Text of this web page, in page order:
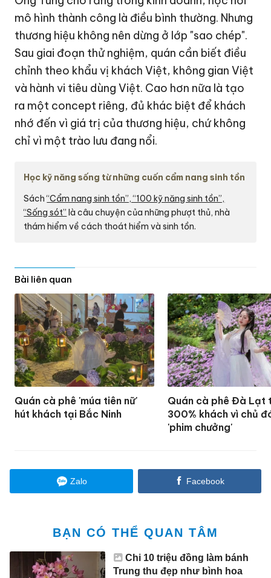
mô hình thành công là điều bình thường. Nhưng
thương hiệu không nên dừng ở lớp "sao chép".
Sau giai đoạn thử nghiệm, quán cần biết điều
chỉnh theo khẩu vị khách Việt, không gian Việt
và hành vi tiêu dùng Việt. Cao hơn nữa là tạo
ra một concept riêng, đủ khác biệt để khách
nhớ đến vì giá trị của thương hiệu, chứ không
chỉ vì một trào lưu đang nổi.
Học kỹ năng sống từ những cuốn cẩm nang sinh tồn
Sách“Cẩm nang sinh tồn”, “100 kỹ năng sinh tồn”,
“Sống sót” là câu chuyện của những phượt thủ, nhà
thám hiểm về cách thoát hiểm và sinh tồn.
Bài liên quan
Quán cà phê 'múa tiên nữ'
hút khách tại Bắc Ninh
Quán cà phê Đà Lạt
300% khách vì chủ
'phim chưởng'
Zalo Facebook
BẠN CÓ THỂ QUAN TÂM
Chi 10 triệu đồng làm bánh
Trung thu đẹp như bình hoa